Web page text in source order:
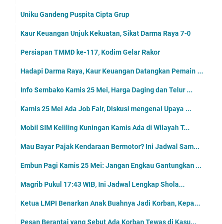
Uniku Gandeng Puspita Cipta Grup
Kaur Keuangan Unjuk Kekuatan, Sikat Darma Raya 7-0
Persiapan TMMD ke-117, Kodim Gelar Rakor
Hadapi Darma Raya, Kaur Keuangan Datangkan Pemain ...
Info Sembako Kamis 25 Mei, Harga Daging dan Telur ...
Kamis 25 Mei Ada Job Fair, Diskusi mengenai Upaya ...
Mobil SIM Keliling Kuningan Kamis Ada di Wilayah T...
Mau Bayar Pajak Kendaraan Bermotor? Ini Jadwal Sam...
Embun Pagi Kamis 25 Mei: Jangan Engkau Gantungkan ...
Magrib Pukul 17:43 WIB, Ini Jadwal Lengkap Shola...
Ketua LMPI Benarkan Anak Buahnya Jadi Korban, Kepa...
Pesan Berantai yang Sebut Ada Korban Tewas di Kasu...